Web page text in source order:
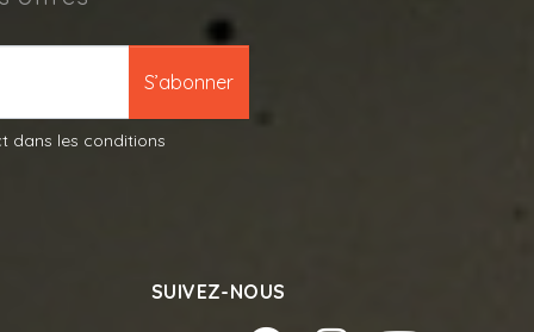
S’abonner
dans les conditions
SUIVEZ-NOUS